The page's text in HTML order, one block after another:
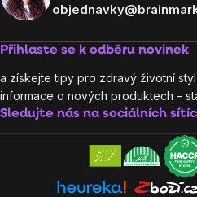
Přihlaste se k odběru novinek
a získejte tipy pro zdravý životní
informace o nových produktech –
Sledujte nás na sociálních